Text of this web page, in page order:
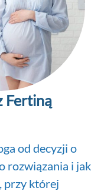
Fertiną
od decyzji o
rozwiązania i jak
przy której